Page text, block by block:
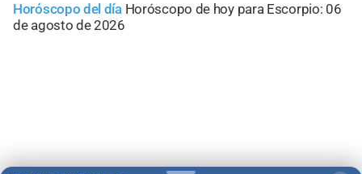
Horóscopo del día Horóscopo de hoy para Escorpio: 06
de agosto de 2026